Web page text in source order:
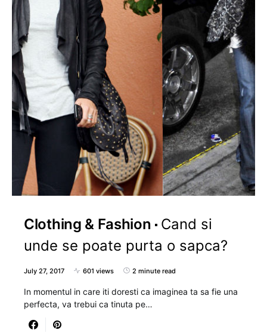
Clothing & Fashion
Cand si
unde se poate purta o sapca?
July 27, 2017 601 views 2 minute read
In momentul in care iti doresti ca imaginea ta sa fie una
perfecta, va trebui ca tinuta pe…